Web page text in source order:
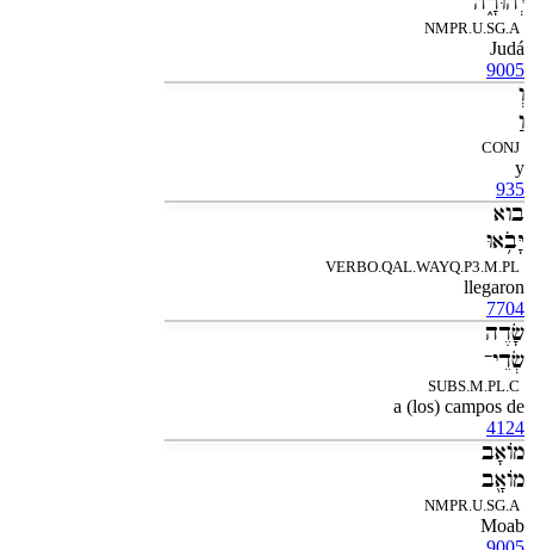
NMPR.U.SG.A
Judá
9005
וְ
וַ
CONJ
y
935
בוא
יָּבֹ֥אוּ
VERBO.QAL.WAYQ.P3.M.PL
llegaron
7704
שָׂדֶה
שְׂדֵי־
SUBS.M.PL.C
a (los) campos de
4124
מֹואָב
מֹואָ֖ב
NMPR.U.SG.A
Moab